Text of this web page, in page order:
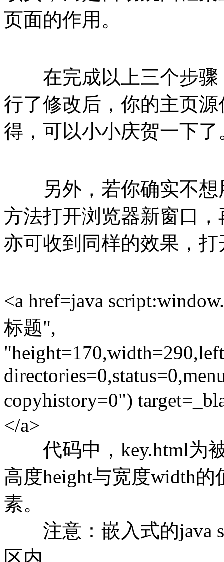
页面的作用。
在完成以上三个步骤
行了修改后，你的主页
得，可以小小庆贺一下了
另外，若你确实不想
方法打开浏览器新窗口
亦可收到同样的效果，
<a href=java
标题",
copyhistory=0")
</a>
代码中，key.html为被
高度height与宽度width
素。
注意：嵌入式的java
区内。